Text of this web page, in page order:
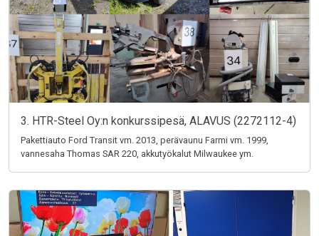
3. HTR-Steel Oy:n konkurssipesä, ALAVUS (2272112-4)
Pakettiauto Ford Transit vm. 2013, perävaunu Farmi vm. 1999,
vannesaha Thomas SAR 220, akkutyökalut Milwaukee ym.